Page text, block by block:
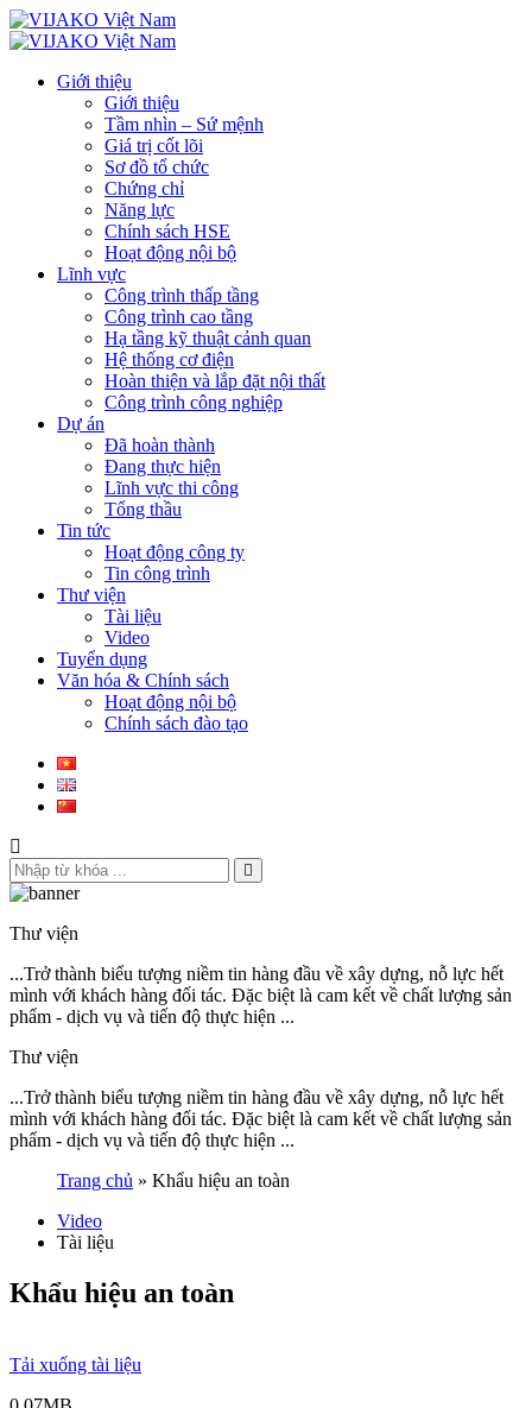
Giới thiệu
Giới thiệu
Tầm nhìn – Sứ mệnh
Giá trị cốt lõi
Sơ đồ tổ chức
Chứng chỉ
Năng lực
Chính sách HSE
Hoạt động nội bộ
Lĩnh vực
Công trình thấp tầng
Công trình cao tầng
Hạ tầng kỹ thuật cảnh quan
Hệ thống cơ điện
Hoàn thiện và lắp đặt nội thất
Công trình công nghiệp
Dự án
Đã hoàn thành
Đang thực hiện
Lĩnh vực thi công
Tổng thầu
Tin tức
Hoạt động công ty
Tin công trình
Thư viện
Tài liệu
Video
Tuyển dụng
Văn hóa & Chính sách
Hoạt động nội bộ
Chính sách đào tạo
Thư viện
...Trở thành biểu tượng niềm tin hàng đầu về xây dựng, nỗ lực hết
mình với khách hàng đối tác. Đặc biệt là cam kết về chất lượng sản
phẩm - dịch vụ và tiến độ thực hiện ...
Thư viện
...Trở thành biểu tượng niềm tin hàng đầu về xây dựng, nỗ lực hết
mình với khách hàng đối tác. Đặc biệt là cam kết về chất lượng sản
phẩm - dịch vụ và tiến độ thực hiện ...
Trang chủ » Khẩu hiệu an toàn
Video
Tài liệu
Khẩu hiệu an toàn
Tải xuống tài liệu